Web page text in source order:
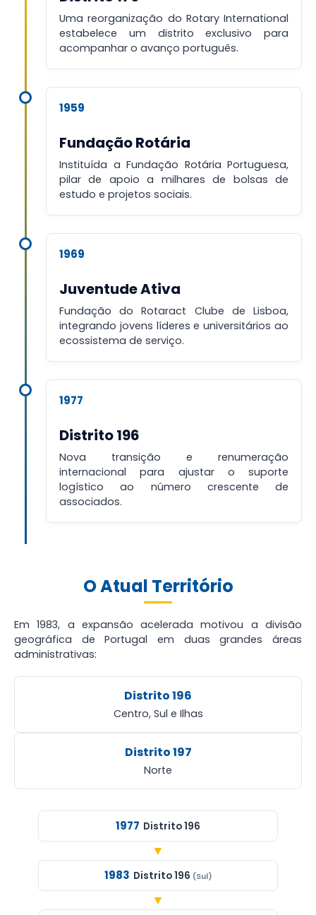
Uma reorganização do Rotary International
estabelece um distrito exclusivo para
acompanhar o avanço português.
1959
Fundação Rotária
Instituída a Fundação Rotária Portuguesa,
pilar de apoio a milhares de bolsas de
estudo e projetos sociais.
1969
Juventude Ativa
Fundação do Rotaract Clube de Lisboa,
integrando jovens líderes e universitários ao
ecossistema de serviço.
1977
Distrito 196
Nova transição e renumeração
internacional para ajustar o suporte
logístico ao número crescente de
associados.
O Atual Território
Em 1983, a expansão acelerada motivou a divisão
geográfica de Portugal em duas grandes áreas
administrativas:
Distrito 196
Centro, Sul e Ilhas
Distrito 197
Norte
1977 Distrito 196
▼
1983 Distrito 196 (Sul)
▼